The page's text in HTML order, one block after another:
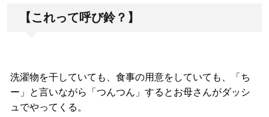
【これって呼び鈴？】
洗濯物を干していても、食事の用意をしていても、「ち
ー」と言いながら「つんつん」するとお母さんがダッシ
ュでやってくる。